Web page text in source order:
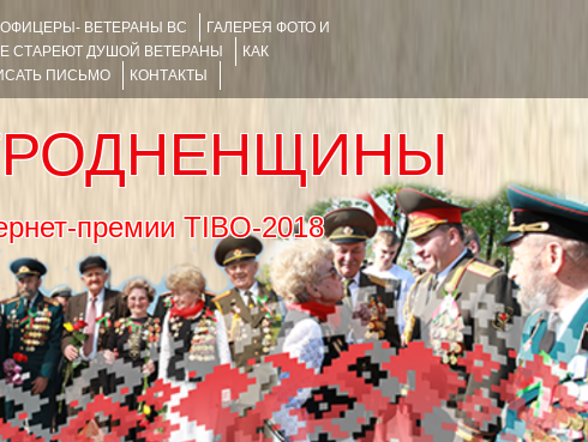
ОФИЦЕРЫ- ВЕТЕРАНЫ ВС
ГАЛЕРЕЯ ФОТО И
СТАРЕЮТ ДУШОЙ ВЕТЕРАНЫ
КАК
ПИСЬМО КОНТАКТЫ
премии TIBO-2018